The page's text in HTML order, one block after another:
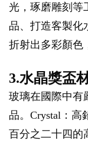
光，琢磨雕刻等
品、打造客製化
折射出多彩顏色
3.水晶獎盃
玻璃在國際中有
品。Crystal：高
百分之二十四的